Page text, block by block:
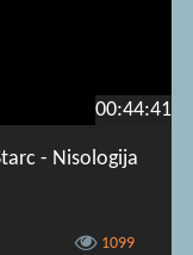
00:44:41
- Nisologija
1099